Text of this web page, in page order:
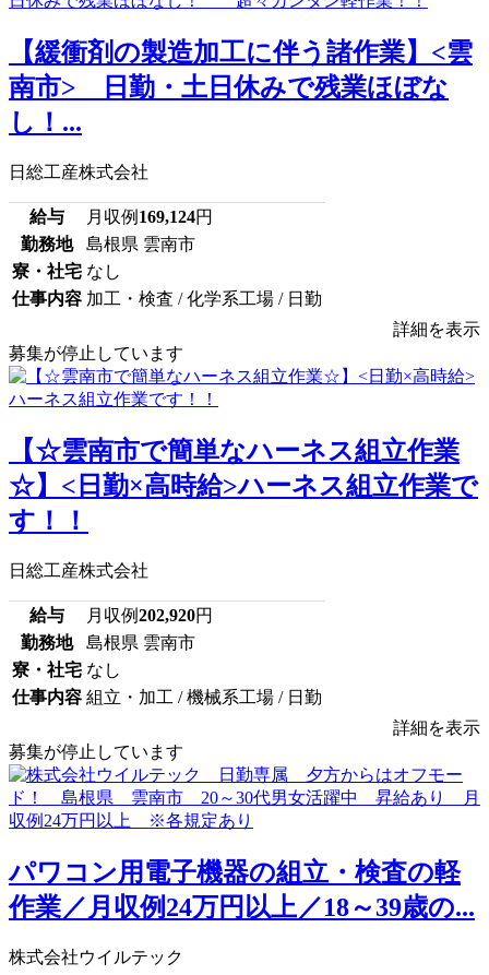
【緩衝剤の製造加工に伴う諸作業】<雲
南市> 日勤・土日休みで残業ほぼな
し！...
日総工産株式会社
給与 月収例 169,124円
勤務地
島根県 雲南市
寮・社宅 なし
仕事内容 加工・検査 / 化学系工場 / 日勤
詳細を表示
募集が停止しています
【☆雲南市で簡単なハーネス組立作業
☆】<日勤×高時給>ハーネス組立作業で
す！！
日総工産株式会社
給与 月収例202,920円
勤務地
島根県 雲南市
寮・社宅 なし
仕事内容 組立・加工 / 機械系工場 / 日勤
詳細を表示
募集が停止しています
パワコン用電子機器の組立・検査の軽
作業／月収例24万円以上／18～39歳の...
株式会社ウイルテック